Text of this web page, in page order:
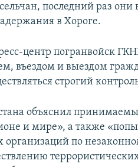
последний раз
в Хороге.
центр погранвойск
въездом и выездом
строгий
объяснил
и мире», а также
организаций по